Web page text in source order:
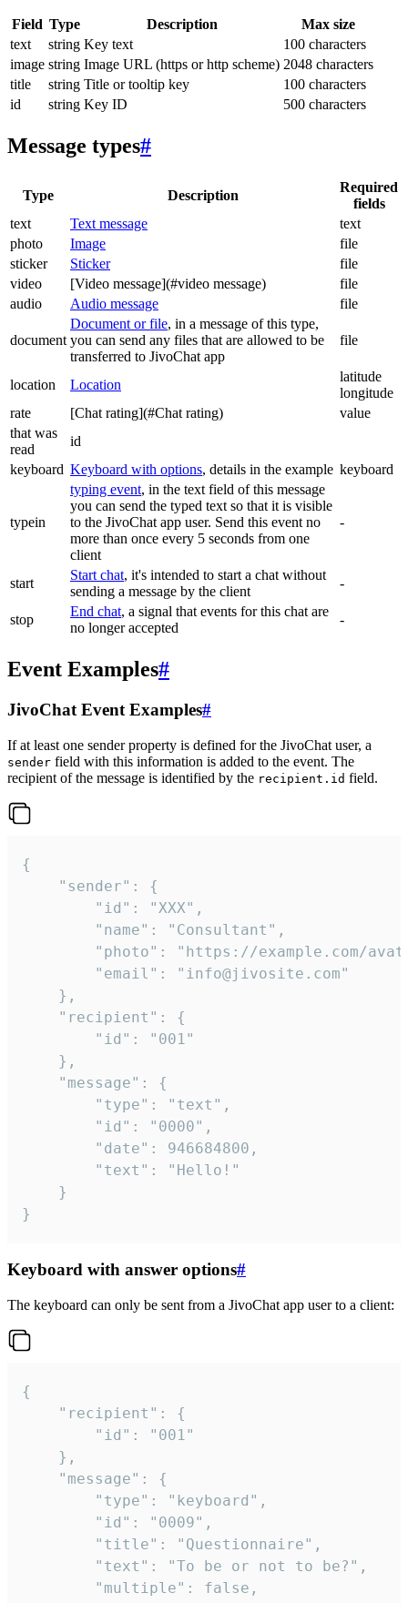
Field Type Description
Max size
text
string Key text
100 characters
image string Image URL (https or http scheme) 2048 characters
title
string Title or tooltip key
100 characters
id
string Key ID 500 characters
Message types#
Type Description
Required
fields
text
Text message
text
photo
Image
file
sticker
Sticker
file
video
[Video message](#video message)
file
audio
Audio message file
document
Document or file, in a message of this type,
you can send any files that are allowed to be
transferred to JivoChat app
file
location Location
latitude
longitude
rate
[Chat rating](#Chat rating)
value
that was
read
id
keyboard Keyboard with options, details in the example keyboard
typein
typing event, in the text field of this message
you can send the typed text so that it is visible
to the JivoChat app user. Send this event no
more than once every 5 seconds from one
client
-
start
Start chat, it's intended to start a chat without
sending a message by the client
-
stop
End chat, a signal that events for this chat are
no longer accepted
-
Event Examples#
JivoChat Event Examples#
If at least one sender property is defined for the JivoChat user, a
sender field with this information is added to the event. The
recipient of the message is identified by the recipient.id field.
{
}
Keyboard with answer options#
The keyboard can only be sent from a JivoChat app user to a client:
{